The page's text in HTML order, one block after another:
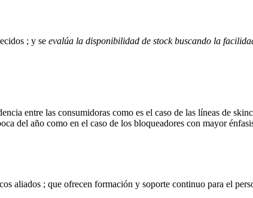
; y se evalúa la disponibilidad de stock buscando la
entre las consumidoras como es el caso de las líneas de
del año como en el caso de los bloqueadores con mayor
aliados ; que ofrecen formación y soporte continuo para el